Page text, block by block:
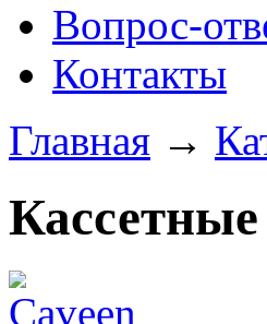
Вопрос-
Контакты
Главная →